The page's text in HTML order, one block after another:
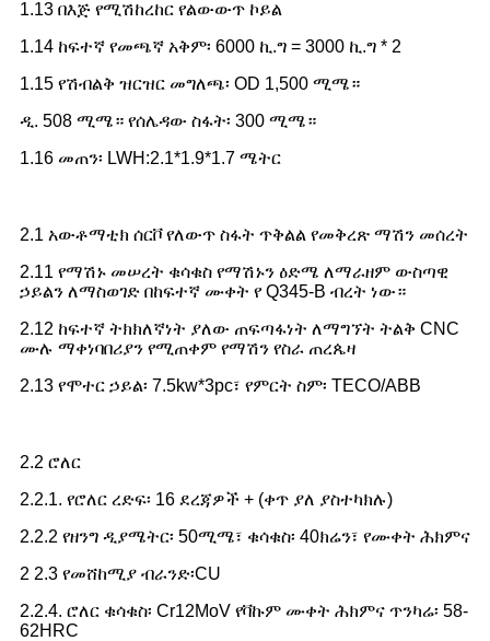
1.13 በእጅ የሚሽከረከር የልውውጥ ኮይል
1.14 ከፍተኛ የመጫኛ አቅም፡ 6000 ኪ.ግ = 3000 ኪ.ግ * 2
1.15 የሽብልቅ ዝርዝር መግለጫ፡ OD 1,500 ሚሜ።
ዲ. 508 ሚሜ። የሰሌዳው ስፋት፡ 300 ሚሜ።
1.16 መጠን፡ LWH:2.1*1.9*1.7 ሜትር
2.1 አውቶማቲክ ሰርቮ የለውጥ ስፋት ጥቅልል ​​​​የመቅረጽ ማሽን መሰረት
2.11 የማሽኑ መሠረት ቁሳቁስ የማሽኑን ዕድሜ ለማራዘም ውስጣዊ
ኃይልን ለማስወገድ በከፍተኛ ሙቀት የ Q345-B ብረት ነው።
2.12 ከፍተኛ ትክክለኛነት ያለው ጠፍጣፋነት ለማግኘት ትልቅ CNC
ሙሉ ማቀነባበሪያን የሚጠቀም የማሽን የስራ ጠረጴዛ
2.13 የሞተር ኃይል፡ 7.5kw*3pc፣ የምርት ስም፡ TECO/ABB
2.2 ሮለር
2.2.1. የሮለር ረድፍ፡ 16 ደረጃዎች + (ቀጥ ያለ ያስተካክሉ)
2.2.2 የዘንግ ዲያሜትር፡ 50ሚሜ፣ ቁሳቁስ፡ 40ክሬን፣ የሙቀት ሕክምና
2 2.3 የመሸከሚያ ብራንድ፡CU
2.2.4. ሮለር ቁሳቁስ፡ Cr12MoV የቫኩም ሙቀት ሕክምና ጥንካሬ፡ 58-
62HRC